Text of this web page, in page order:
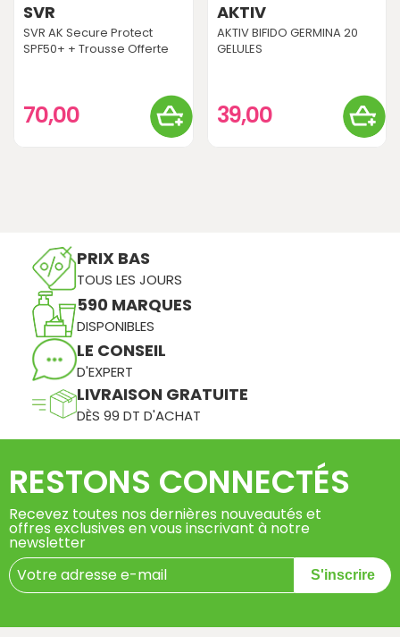
SVR
SVR AK Secure Protect
SPF50+ + Trousse Offerte
70,00
AKTIV
AKTIV BIFIDO GERMINA 20
GELULES
39,00
PRIX BAS
TOUS LES JOURS
590 MARQUES
DISPONIBLES
LE CONSEIL
D'EXPERT
LIVRAISON GRATUITE
DÈS 99 DT D'ACHAT
RESTONS CONNECTÉS
Recevez toutes nos dernières nouveautés et
offres exclusives en vous inscrivant à notre
newsletter
S'inscrire